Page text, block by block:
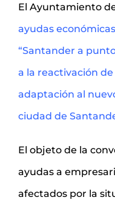
El Ayuntamiento
ayudas
“Santander a
a la reactivación
adaptación al
ciudad de
El objeto de la
ayudas a
afectados por la